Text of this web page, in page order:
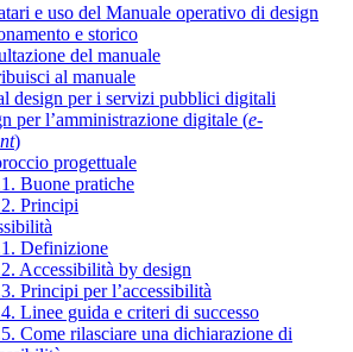
e uso del Manuale operativo di design
e storico
del manuale
al manuale
design per i servizi pubblici digitali
per l’amministrazione digitale (e-
)
progettuale
Buone pratiche
Principi
Definizione
Accessibilità by design
Principi per l’accessibilità
Linee guida e criteri di successo
Come rilasciare una dichiarazione di